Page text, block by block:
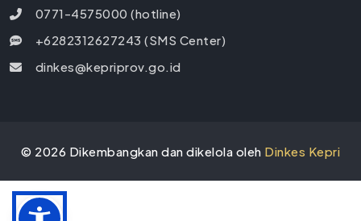
0771-4575000 (hotline)
+6282312627243 (SMS Center)
dinkes@kepriprov.go.id
© 2026 Dikembangkan dan dikelola oleh Dinkes Kepri